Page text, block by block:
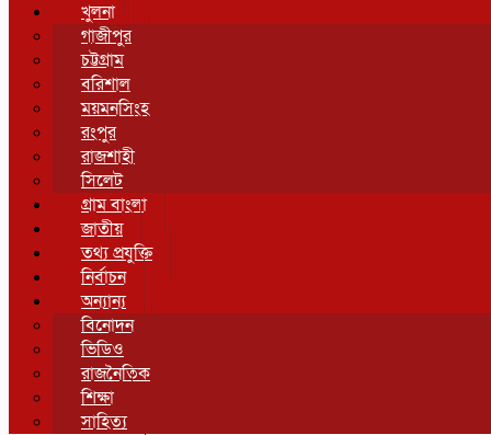
খুলনা
গাজীপুর
চট্টগ্রাম
বরিশাল
ময়মনসিংহ
রংপুর
রাজশাহী
সিলেট
গ্রাম বাংলা
জাতীয়
তথ্য প্রযুক্তি
নির্বাচন
অন্যান্য
বিনোদন
ভিডিও
রাজনৈতিক
শিক্ষা
সাহিত্য